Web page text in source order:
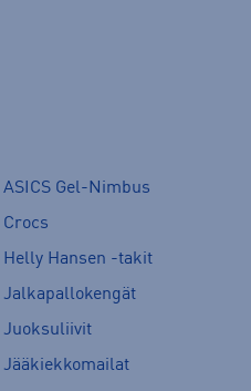
ASICS Gel-Nimbus
Crocs
Helly Hansen -takit
Jalkapallokengät
Juoksuliivit
Jääkiekkomailat